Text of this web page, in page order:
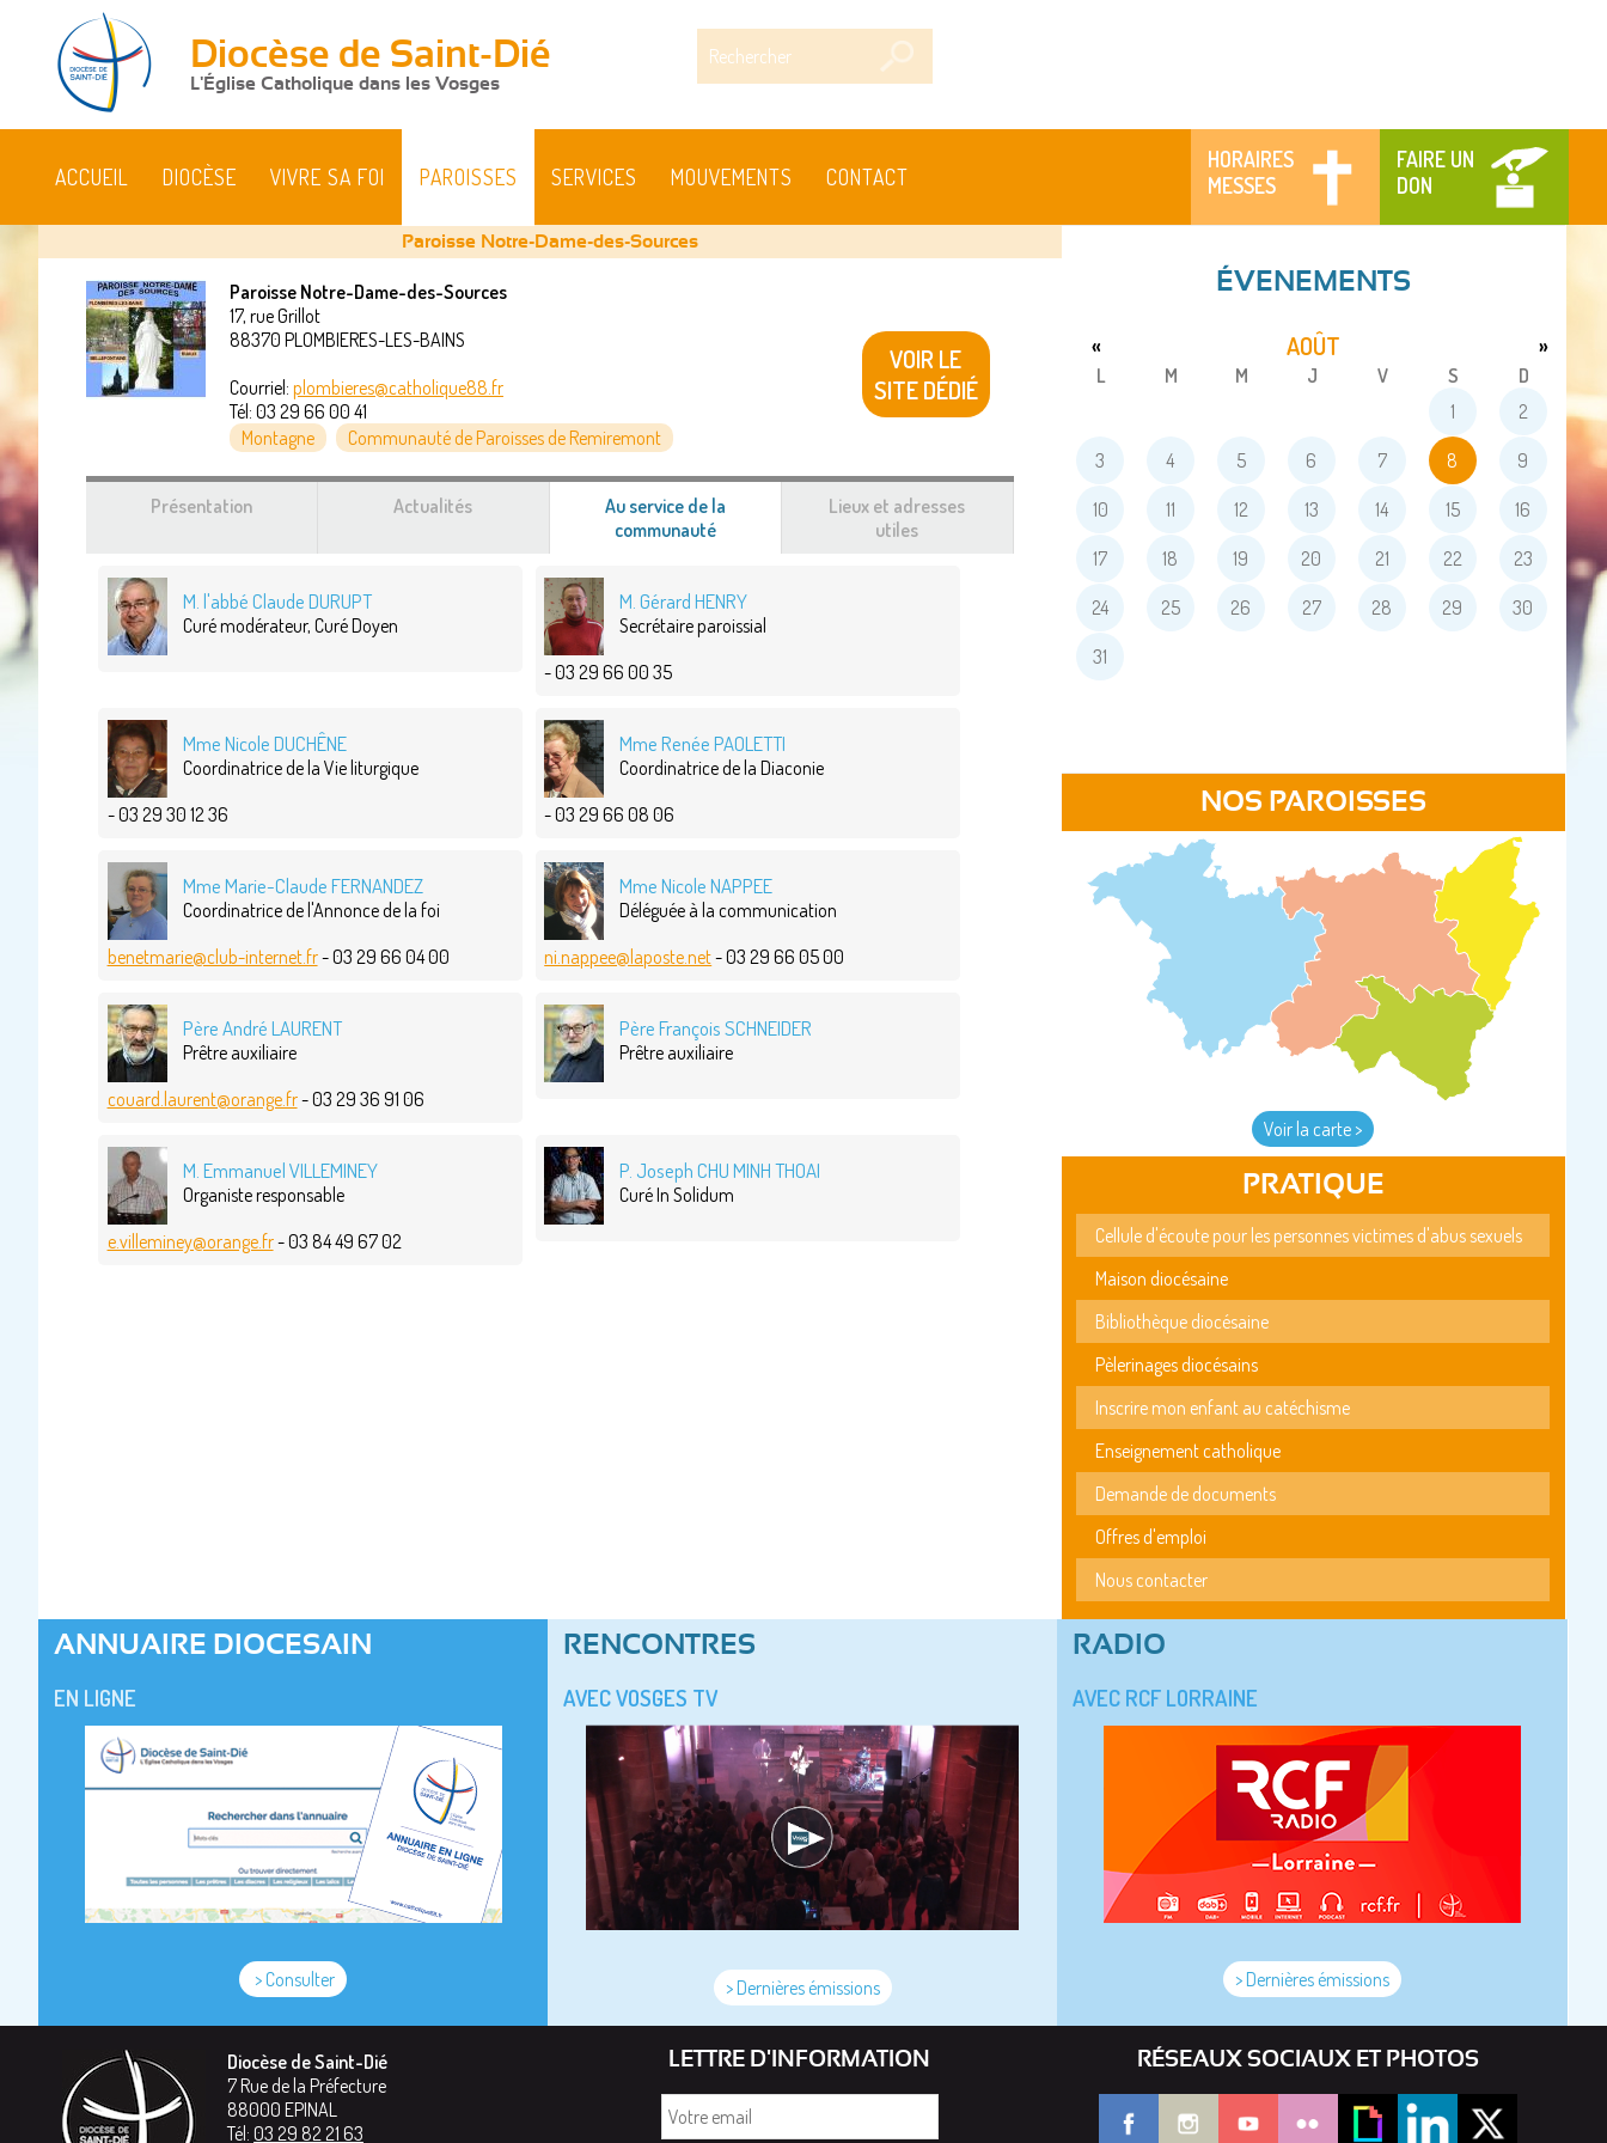
Diocèse de Saint-Dié
L'Église Catholique dans les Vosges
HORAIRES
MESSES
FAIRE UN
DON
ACCUEIL DIOCÈSE VIVRE SA FOI PAROISSES SERVICES MOUVEMENTS CONTACT
Vous
êtes
Paroisse Notre-Dame-des-Sources
Paroisse Notre-Dame-des-Sources
17, rue Grillot
88370 PLOMBIERES-LES-BAINS
Courriel: plombieres@catholique88.fr
Tél: 03 29 66 00 41
Montagne
Communauté de Paroisses de Remiremont
VOIR LE
SITE DÉDIÉ
Présentation Actualités
Au service de la
communauté(onglet
Lieux et adresses
utiles
M. l'abbé Claude DURUPT
Curé modérateur, Curé Doyen
M. Gérard HENRY
Secrétaire paroissial
- 03 29 66 00 35
Mme Nicole DUCHÊNE
Coordinatrice de la Vie liturgique
- 03 29 30 12 36
Mme Renée PAOLETTI
Coordinatrice de la Diaconie
- 03 29 66 08 06
Mme Marie-Claude FERNANDEZ
Coordinatrice de l'Annonce de la foi
benetmarie@club-internet.fr- 03 29 66 04 00
Mme Nicole NAPPEE
Déléguée à la communication
ni.nappee@laposte.net- 03 29 66 05 00
Père André LAURENT
Prêtre auxiliaire
couard.laurent@orange.fr- 03 29 36 91 06
Père François SCHNEIDER
Prêtre auxiliaire
M. Emmanuel VILLEMINEY
Organiste responsable
e.villeminey@orange.fr- 03 84 49 67 02
P. Joseph CHU MINH THOAI
Curé In Solidum
ÉVENEMENTS
AOÛT
« »
L M M J V S
D
1
2
3 4 5 6 7 8 9
10 11 12 13 14 15 16
17 18 19 20 21 22 23
24 25 26 27 28 29 30
31
NOS PAROISSES
Voir la carte >
PRATIQUE
Cellule d'écoute pour les personnes victimes d'abus sexuels
Maison diocésaine
Bibliothèque diocésaine
Pèlerinages diocésains
Inscrire mon enfant au catéchisme
Enseignement catholique
Demande de documents
Offres d'emploi
Nous contacter
ANNUAIRE DIOCESAIN
EN LIGNE
> Consulter
RENCONTRES
AVEC VOSGES TV
> Dernières émissions
RADIO
AVEC RCF LORRAINE
> Dernières émissions
Diocèse de Saint-Dié
7 Rue de la Préfecture
88000 EPINAL
Tél: 03 29 82 21 63
LETTRE D'INFORMATION RÉSEAUX SOCIAUX ET PHOTOS